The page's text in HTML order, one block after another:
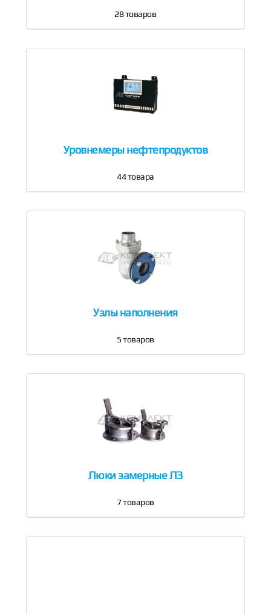
28товаров
Уровнемеры нефтепродуктов
44товара
Узлы наполнения
5 товаров
Люки замерные ЛЗ
7товаров